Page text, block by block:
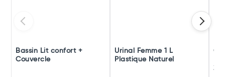
Bassin Lit confort +
Couvercle
Urinal Femme 1 L
Plastique Naturel
20